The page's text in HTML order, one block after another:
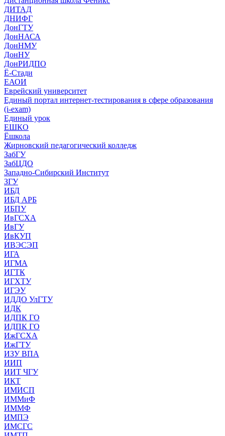
ДИТАД
ДНИФГ
ДонГТУ
ДонНАСА
ДонНМУ
ДонНУ
ДонРИДПО
Ё-Стади
ЕАОИ
Еврейский университет
Единый портал интернет-тестирования в сфере образования
(i-exam)
Единый урок
ЕШКО
Ёшкола
Жирновский педагогический колледж
ЗабГУ
ЗабЦДО
Западно-Сибирский Институт
ЗГУ
ИБД
ИБД АРБ
ИБПУ
ИвГСХА
ИвГУ
ИвКУП
ИВЭСЭП
ИГА
ИГМА
ИГТК
ИГХТУ
ИГЭУ
ИДДО УлГТУ
ИДК
ИДПК ГО
ИДПК ГО
ИжГСХА
ИжГТУ
ИЗУ ВПА
ИИП
ИИТ ЧГУ
ИКТ
ИМИСП
ИММиФ
ИММФ
ИМПЭ
ИМСГС